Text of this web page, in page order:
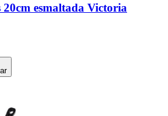
esmaltada Victoria